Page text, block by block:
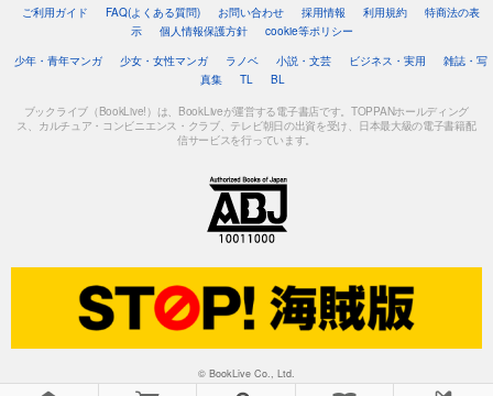
ご利用ガイド FAQ(よくある質問) お問い合わせ 採用情報 利用規約
特商法の表
示
個人情報保護方針
cookie等ポリシー
少年・青年マンガ
少女・女性マンガ ラノベ 小説・文芸 ビジネス・実用
雑誌・写
真集
TL BL
ブックライブ（BookLive!）は、BookLiveが運営する電子書店です。TOPPANホールディング
ス、カルチュア・コンビニエンス・クラブ、テレビ朝日の出資を受け、日本最大級の電子書籍配
信サービスを行っています。
© BookLive Co., Ltd.